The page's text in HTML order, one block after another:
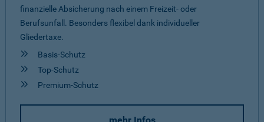
finanzielle Absicherung nach einem Freizeit- oder
Berufsunfall. Besonders flexibel dank individueller
Gliedertaxe.
Basis-Schutz
Top-Schutz
Premium-Schutz